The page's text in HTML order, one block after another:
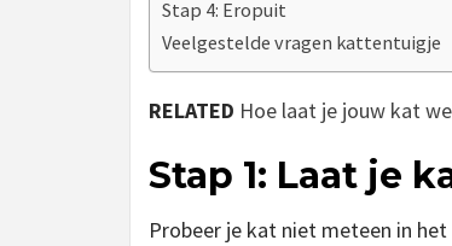
Stap 4: Eropuit
Veelgestelde vragen kattentuigje
RELATED Hoe laat je jouw kat
Stap 1: Laat je
Probeer je kat niet meteen in